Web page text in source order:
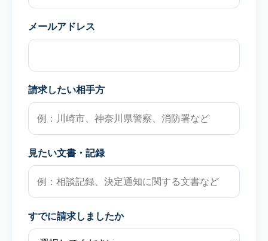
メールアドレス
請求したい相手方
見たい文書・記録
すでに請求しましたか